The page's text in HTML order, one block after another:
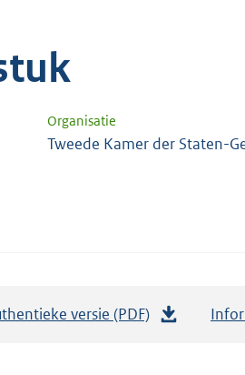
Organisatie
Tweede Kamer der Staten-
versie (PDF)